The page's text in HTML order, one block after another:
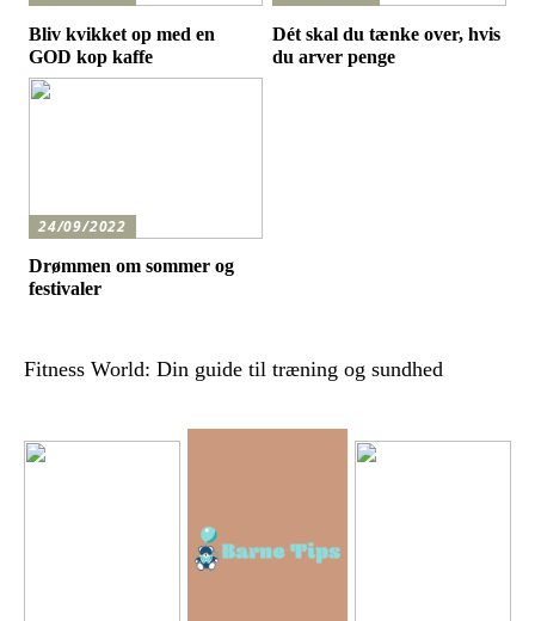
Bliv kvikket op med en
GOD kop kaffe
Dét skal du tænke over, hvis
du arver penge
24/09/2022
Drømmen om sommer og
festivaler
Fitness World: Din guide til træning og sundhed